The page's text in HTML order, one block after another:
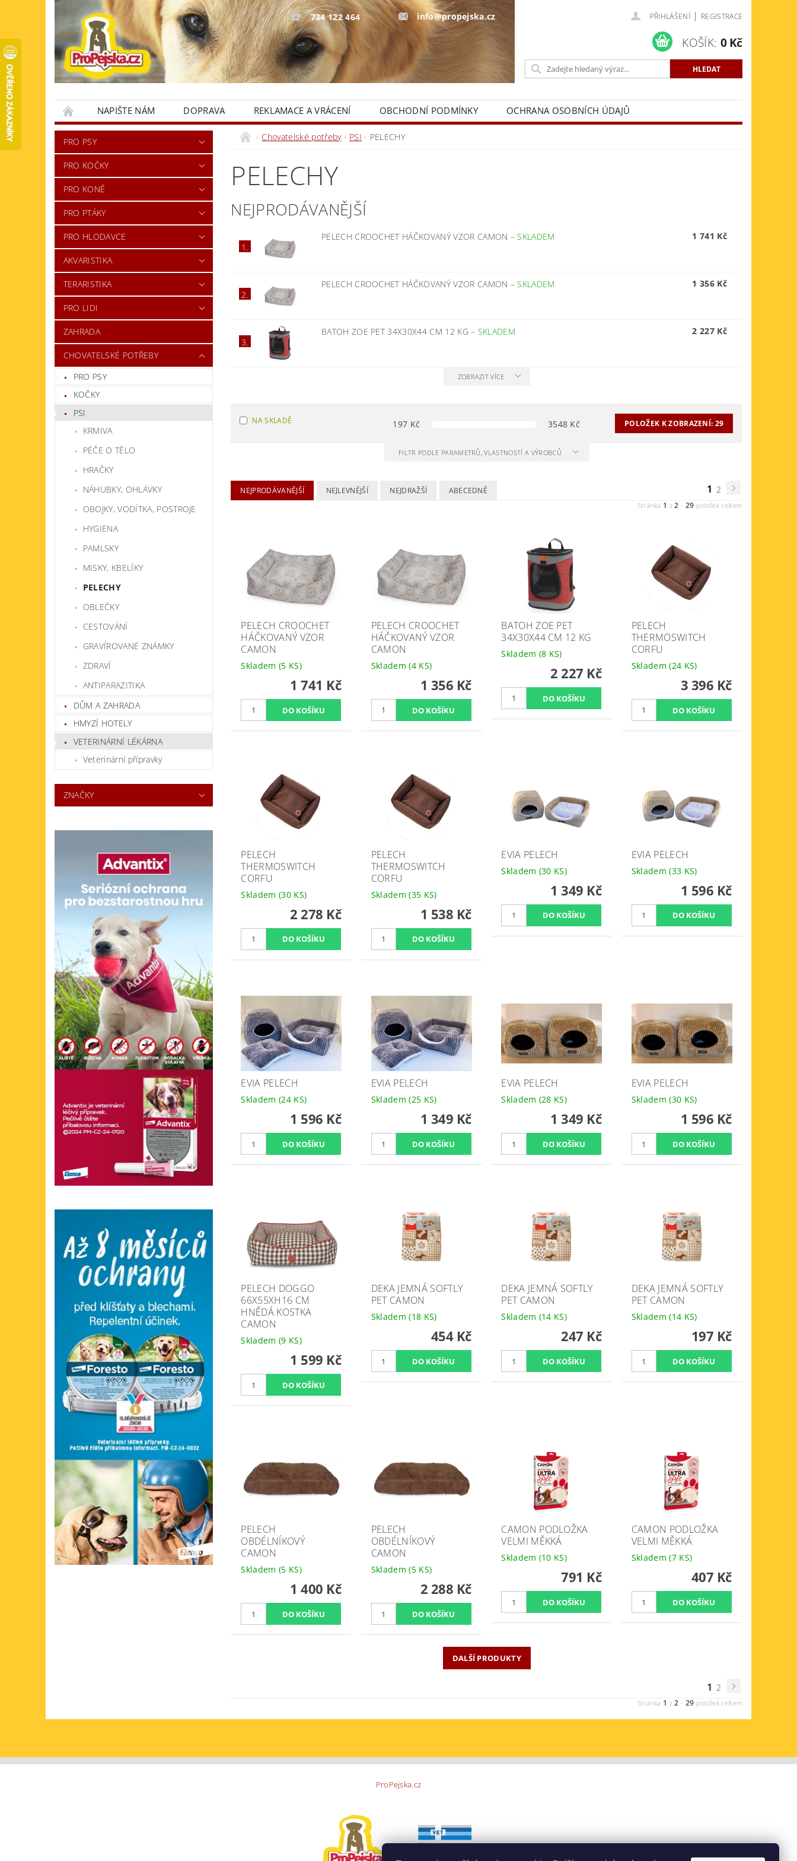
734 122 464 info@propejska.cz PŘIHLÁŠENÍ | REGISTRACE
KOŠÍK: 0 Kč
NAPIŠTE NÁM DOPRAVA REKLAMACE A VRÁCENÍ OBCHODNÍ PODMÍNKY
OCHRANA OSOBNÍCH ÚDAJŮ
KONTAKTY
PRO PSY
PRO KOČKY
PRO KONĚ
PRO PTÁKY
PRO HLODAVCE
AKVARISTIKA
TERARISTIKA
PRO LIDI
ZAHRADA
CHOVATELSKÉ POTŘEBY
PRO PSY
KOČKY
PSI
KRMIVA
PÉČE O TĚLO
HRAČKY
NÁHUBKY, OHLÁVKY
OBOJKY, VODÍTKA, POSTROJE
HYGIENA
PAMLSKY
MISKY, KBELÍKY
PELECHY
OBLEČKY
CESTOVÁNÍ
GRAVÍROVANÉ ZNÁMKY
ZDRAVÍ
ANTIPARAZITIKA
DŮM A ZAHRADA
HMYZÍ HOTELY
VETERINÁRNÍ LÉKÁRNA
Veterinární přípravky
ZNAČKY
Chovatelské potřeby PSI PELECHY
PELECHY
NEJPRODÁVANĚJŠÍ
1.
PELECH CROOCHET HÁČKOVANÝ VZOR CAMON –SKLADEM 1 741 Kč
2.
PELECH CROOCHET HÁČKOVANÝ VZOR CAMON –SKLADEM 1 356 Kč
3.
BATOH ZOE PET 34X30X44 CM 12 KG– SKLADEM 2 227 Kč
ZOBRAZIT VÍCE
NA SKLADĚ 197 Kč 3548 Kč POLOŽEK K ZOBRAZENÍ: 29
FILTR PODLE PARAMETRŮ, VLASTNOSTÍ A VÝROBCŮ
NEJPRODÁVANĚJŠÍ NEJLEVNĚJŠÍ NEJDRAŽŠÍ ABECEDNĚ 1 2
Stránka 1 z2 - 29 položek celkem
PELECH CROOCHET
HÁČKOVANÝ VZOR
CAMON
Skladem (5 KS)
1 741 Kč
PELECH CROOCHET
HÁČKOVANÝ VZOR
CAMON
Skladem(4 KS)
1 356 Kč
BATOH ZOE PET
34X30X44 CM 12 KG
Skladem (8 KS)
2 227 Kč
PELECH
THERMOSWITCH
CORFU
Skladem(24 KS)
3 396 Kč
PELECH
THERMOSWITCH
CORFU
Skladem (30 KS)
2 278 Kč
PELECH
THERMOSWITCH
CORFU
Skladem(35 KS)
1 538 Kč
EVIA PELECH
Skladem (30 KS)
1 349 Kč
EVIA PELECH
Skladem(33 KS)
1 596 Kč
EVIA PELECH
Skladem (24 KS)
1 596 Kč
EVIA PELECH
Skladem(25 KS)
1 349 Kč
EVIA PELECH
Skladem (28 KS)
1 349 Kč
EVIA PELECH
Skladem(30 KS)
1 596 Kč
PELECH DOGGO
66X55XH16 CM
HNĚDÁ KOSTKA
CAMON
Skladem (9 KS)
1 599 Kč
DEKA JEMNÁ SOFTLY
PET CAMON
Skladem(18 KS)
454 Kč
DEKA JEMNÁ SOFTLY
PET CAMON
Skladem (14 KS)
247 Kč
DEKA JEMNÁ SOFTLY
PET CAMON
Skladem(14 KS)
197 Kč
PELECH
OBDÉLNÍKOVÝ
CAMON
Skladem (5 KS)
1 400 Kč
PELECH
OBDÉLNÍKOVÝ
CAMON
Skladem(5 KS)
2 288 Kč
CAMON PODLOŽKA
VELMI MĚKKÁ
Skladem (10 KS)
791 Kč
CAMON PODLOŽKA
VELMI MĚKKÁ
Skladem(7 KS)
407 Kč
DALŠÍ PRODUKTY
1 2
Stránka 1 z2 - 29 položek celkem
ProPejska.cz